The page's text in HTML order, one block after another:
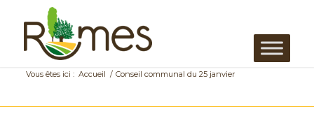
Vous êtes ici : Accueil / Conseil communal du 25 janvier